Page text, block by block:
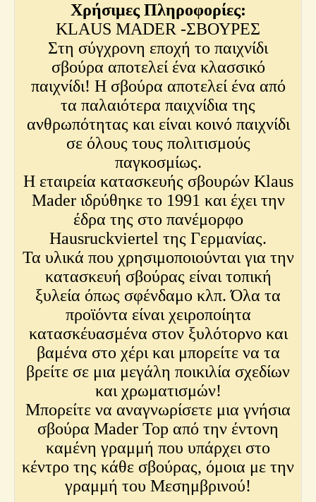
Χρήσιμες Πληροφορίες:
KLAUS MADER -ΣΒΟΥΡΕΣ
Στη σύγχρονη εποχή το παιχνίδι
σβούρα αποτελεί ένα κλασσικό
παιχνίδι! Η σβούρα αποτελεί ένα από
τα παλαιότερα παιχνίδια της
ανθρωπότητας και είναι κοινό παιχνίδι
σε όλους τους πολιτισμούς
παγκοσμίως.
Η εταιρεία κατασκευής σβουρών Klaus
Mader ιδρύθηκε το 1991 και έχει την
έδρα της στο πανέμορφο
Hausruckviertel της Γερμανίας.
Τα υλικά που χρησιμοποιούνται για την
κατασκευή σβούρας είναι τοπική
ξυλεία όπως σφένδαμο κλπ. Όλα τα
προϊόντα είναι χειροποίητα
κατασκέυασμένα στον ξυλότορνο και
βαμένα στο χέρι και μπορείτε να τα
βρείτε σε μια μεγάλη ποικιλία σχεδίων
και χρωματισμών!
Μπορείτε να αναγνωρίσετε μια γνήσια
σβούρα Mader Top από την έντονη
καμένη γραμμή που υπάρχει στο
κέντρο της κάθε σβούρας, όμοια με την
γραμμή του Μεσημβρινού!